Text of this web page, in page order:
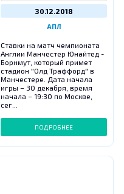
30.12.2018
АПЛ
Ставки на матч чемпионата
Англии Манчестер Юнайтед -
Борнмут, который примет
стадион "Олд Траффорд" в
Манчестере. Дата начала
игры – 30 декабря, время
начала – 19:30 по Москве,
сег...
ПОДРОБНЕЕ